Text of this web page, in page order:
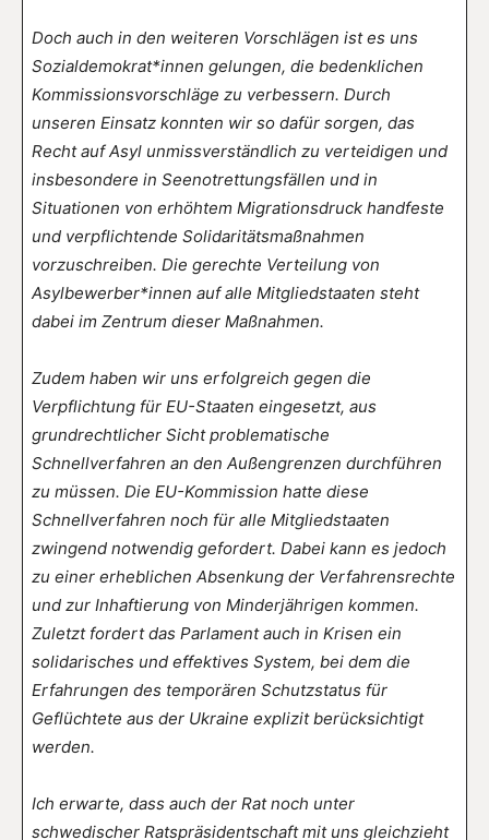
Doch auch in den weiteren Vorschlägen ist es uns
Sozialdemokrat*innen gelungen, die bedenklichen
Kommissionsvorschläge zu verbessern. Durch
unseren Einsatz konnten wir so dafür sorgen, das
Recht auf Asyl unmissverständlich zu verteidigen und
insbesondere in Seenotrettungsfällen und in
Situationen von erhöhtem Migrationsdruck handfeste
und verpflichtende Solidaritätsmaßnahmen
vorzuschreiben. Die gerechte Verteilung von
Asylbewerber*innen auf alle Mitgliedstaaten steht
dabei im Zentrum dieser Maßnahmen.
Zudem haben wir uns erfolgreich gegen die
Verpflichtung für EU-Staaten eingesetzt, aus
grundrechtlicher Sicht problematische
Schnellverfahren an den Außengrenzen durchführen
zu müssen. Die EU-Kommission hatte diese
Schnellverfahren noch für alle Mitgliedstaaten
zwingend notwendig gefordert. Dabei kann es jedoch
zu einer erheblichen Absenkung der Verfahrensrechte
und zur Inhaftierung von Minderjährigen kommen.
Zuletzt fordert das Parlament auch in Krisen ein
solidarisches und effektives System, bei dem die
Erfahrungen des temporären Schutzstatus für
Geflüchtete aus der Ukraine explizit berücksichtigt
werden.
Ich erwarte, dass auch der Rat noch unter
schwedischer Ratspräsidentschaft mit uns gleichzieht